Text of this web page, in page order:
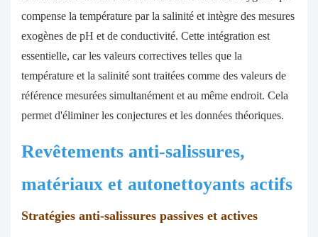
compense la température par la salinité et intègre des mesures
exogènes de pH et de conductivité. Cette intégration est
essentielle, car les valeurs correctives telles que la
température et la salinité sont traitées comme des valeurs de
référence mesurées simultanément et au même endroit. Cela
permet d'éliminer les conjectures et les données théoriques.
Revêtements anti-salissures,
matériaux et autonettoyants actifs
Stratégies anti-salissures passives et actives